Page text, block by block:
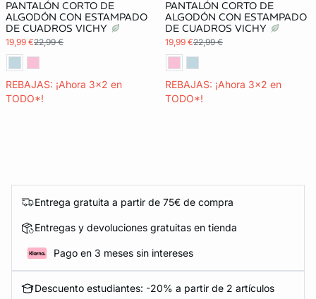
PANTALÓN CORTO DE
ALGODÓN CON ESTAMPADO
DE CUADROS VICHY
19,99 €22,99 €
REBAJAS: ¡Ahora 3x2 en
TODO*!
PANTALÓN CORTO DE
ALGODÓN CON ESTAMPADO
DE CUADROS VICHY
19,99 €22,99 €
REBAJAS: ¡Ahora 3x2 en
TODO*!
Entrega gratuita a partir de 75€ de compra
Entregas y devoluciones gratuitas en tienda
Pago en 3 meses sin intereses
Descuento estudiantes: -20% a partir de 2 artículos